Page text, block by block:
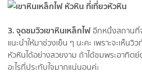
3. จุดชมวิวเขาหินเหล็กไฟอีกหนึ่งสถานที่
แนะนำให้มาช่วงเย็น ๆ นะคะ เพราะจะเห็น
หัวหินได้อย่างสวยงาม ถ้าได้ชมพระอาทิต
อะไรที่ประทับใจมากแน่นอนค่ะ